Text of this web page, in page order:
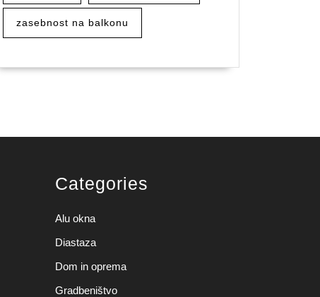
zasebnost na balkonu
Categories
Alu okna
Diastaza
Dom in oprema
Gradbeništvo